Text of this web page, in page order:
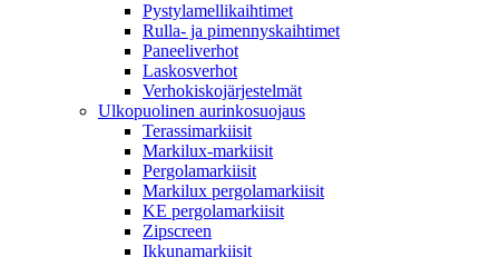
Pystylamellikaihtimet
Rulla- ja pimennyskaihtimet
Paneeliverhot
Laskosverhot
Verhokiskojärjestelmät
Ulkopuolinen aurinkosuojaus
Terassimarkiisit
Markilux-markiisit
Pergolamarkiisit
Markilux pergolamarkiisit
KE pergolamarkiisit
Zipscreen
Ikkunamarkiisit